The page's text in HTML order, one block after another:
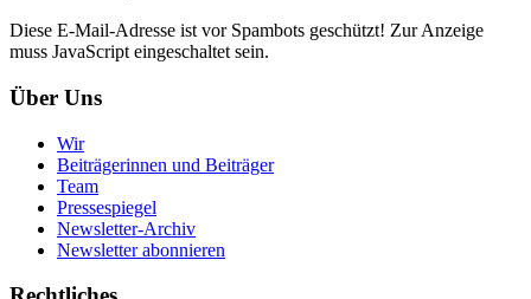
Diese E-Mail-Adresse ist vor Spambots geschützt! Zur Anzeige
muss JavaScript eingeschaltet sein.
Über Uns
Wir
Beiträgerinnen und Beiträger
Team
Pressespiegel
Newsletter-Archiv
Newsletter abonnieren